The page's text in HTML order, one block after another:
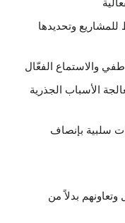
وتحديدها
والاستماع الفعّال
الأسباب الجذرية
سلبية بإنصاف
وتعاونهم بدلاً من